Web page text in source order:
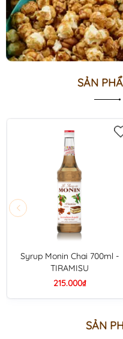
SẢN
Syrup Monin Chai 700ml -
TIRAMISU
215.000₫
SẢN